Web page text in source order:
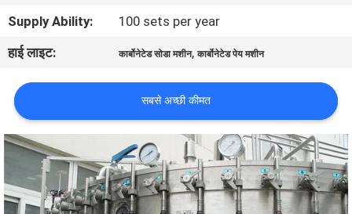
नियंत्रण
संपर्क
करें
समाचार
Supply Ability:
100 sets per year
हाई लाइट:
कार्बोनेटेड सोडा मशीन,कार्बोनेटेड पेय मशीन
सबसे अच्छी कीमत